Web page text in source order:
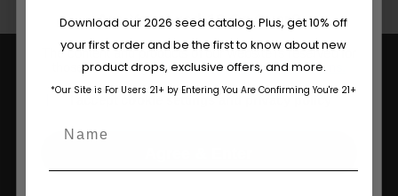
Are You Aged 18 Or Over?
The content and products of our website is reserved for
those of legal age.Please see Terms & Conditions.
age_gapI accept cookie settings and privacy policy
Download our 2026 seed catalog. Plus, get 10% off
your first order and be the first to know about new
product drops, exclusive offers, and more.
*Our Site is For Users 21+ by Entering You Are Confirming You're 21+